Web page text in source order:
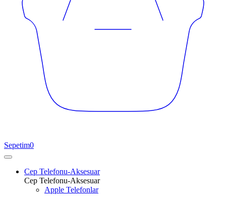
Sepetim0
Cep Telefonu-Aksesuar
Cep Telefonu-Aksesuar
Apple Telefonlar